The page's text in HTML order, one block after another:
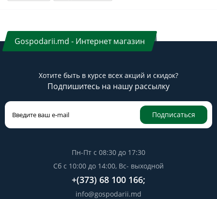
Gospodarii.md - Интернет магазин
Хотите быть в курсе всех акций и скидок?
Подпишитесь на нашу рассылку
Подписаться
Пн-Пт с 08:30 до 17:30
Сб с 10:00 до 14:00, Вс- выходной
+(373) 68 100 166;
info@gospodarii.md